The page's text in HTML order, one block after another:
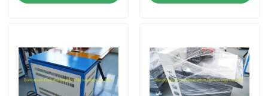
私達について
工場旅行